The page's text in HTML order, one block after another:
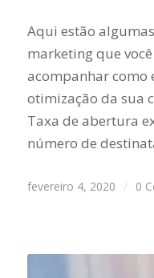
Aqui estão
marketing que
acompanhar como
otimização da sua
Taxa de abertura
número de
fevereiro 4, 2020 / 0